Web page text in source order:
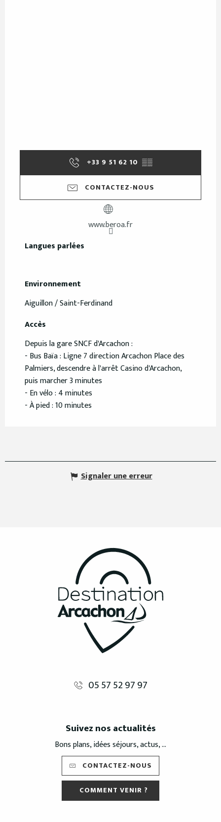
+33 9 51 62 10 ▒▒
CONTACTEZ-NOUS
www.beroa.fr
Langues parlées
Langues parlées
Environnement
Environnement
Aiguillon / Saint-Ferdinand
Accès
Accès
Depuis la gare SNCF d'Arcachon :
- Bus Baïa : Ligne 7 direction Arcachon Place des
Palmiers, descendre à l'arrêt Casino d'Arcachon,
puis marcher 3 minutes
- En vélo : 4 minutes
- À pied : 10 minutes
Signaler une erreur
05 57 52 97 97
Suivez nos actualités
Bons plans, idées séjours, actus, ...
CONTACTEZ-NOUS
COMMENT VENIR ?